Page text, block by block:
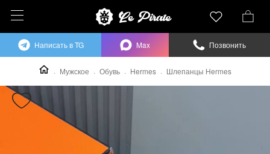
Мужское Обувь Hermes Шлепанцы Hermes
Написать в TG Max Позвонить